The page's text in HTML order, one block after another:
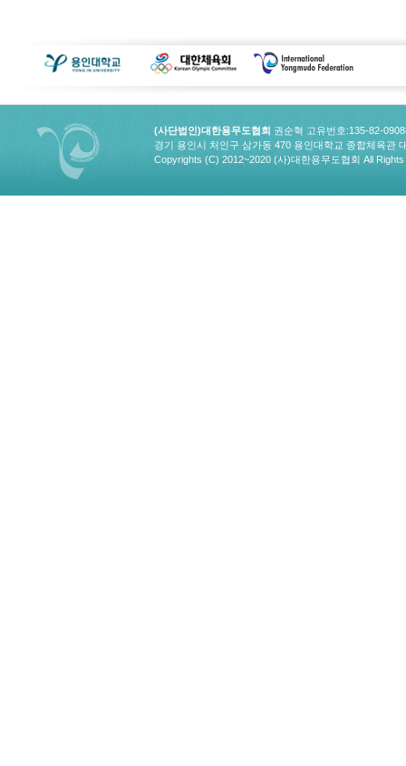
(사단법인)대한용무도협회 권순혁 고유번호:135-82-
경기 용인시 처인구 삼가동 470 용인대학교 종합체육관
Copyrights (C) 2012~2020 (사)대한용무도협회 All